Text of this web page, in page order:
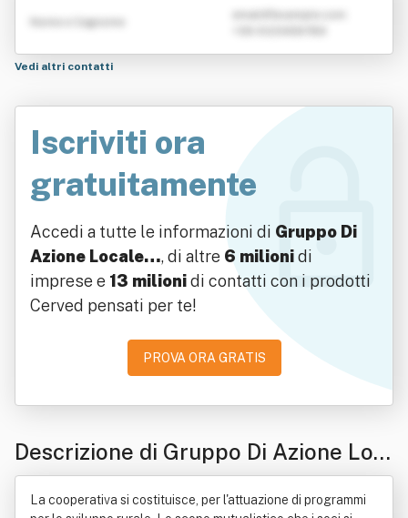
o Reggiano Società Cooperativa Abb
reviabile In G.a.l. Antico Frignano E A
ppennino Reggiano Soc. Coop.
Nome e Cognome
Vedi altri contatti
Iscriviti ora
gratuitamente
Accedi a tutte le informazioni di Gruppo Di
Azione Locale…, di altre 6 milionidi
imprese e 13 milionidi contatti con i prodotti
Cerved pensati per te!
PROVA ORA GRATIS
Descrizione di Gruppo Di Azione Loc
ale Dell'antico Frignano E Dell'appen
La cooperativa si costituisce, per l'attuazione di programmi